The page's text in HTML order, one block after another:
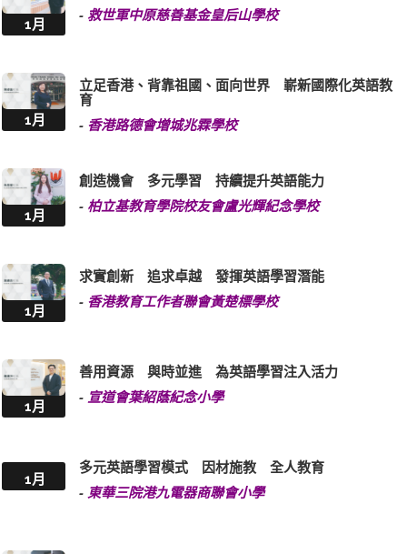
1月
- 救世軍中原慈善基金皇后山學校
1月
立足香港、背靠祖國、面向世界 嶄新國際化英語教
育
- 香港路德會增城兆霖學校
1月
創造機會 多元學習 持續提升英語能力
- 柏立基教育學院校友會盧光輝紀念學校
1月
求實創新 追求卓越 發揮英語學習潛能
- 香港教育工作者聯會黃楚標學校
1月
善用資源 與時並進 為英語學習注入活力
- 宣道會葉紹蔭紀念小學
1月
多元英語學習模式 因材施教 全人教育
- 東華三院港九電器商聯會小學